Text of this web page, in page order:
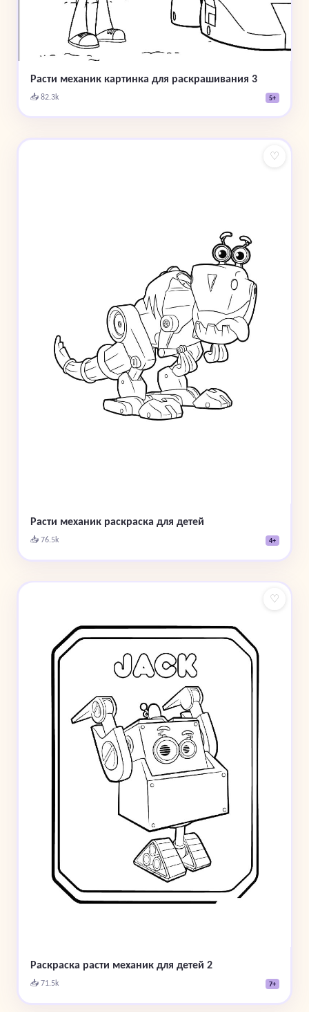
Расти механик картинка для раскрашивания 3
📥 82.3k 5+
♡
Расти механик раскраска для детей
📥 76.5k 4+
♡
Раскраска расти механик для детей 2
📥 71.5k 7+